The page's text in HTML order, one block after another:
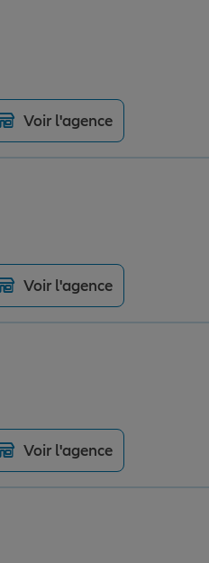
Voir l'agence
Voir l'agence
Voir l'agence